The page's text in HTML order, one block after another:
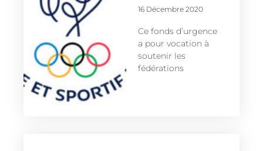
16 Décembre 2020
Ce fonds d’urgence
a pour vocation à
soutenir les
fédérations